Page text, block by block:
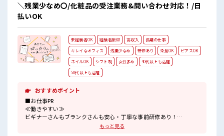
＼残業少なめ〇/化粧品の受注業務&問い合わせ対応！/日
払いOK
未経験者OK 経験者歓迎 高収入
長期の仕事
キレイなオフィス
残業少なめ 研修あり 染髪OK
ピアスOK
ネイルOK
シフト制 女性多め
40代以上も活躍
50代以上も活躍
おすすめポイント
■お仕事PR
≪働きやすい≫
ビギナーさんもブランクさんも安心・丁寧な事前研修あり！
もっと見る